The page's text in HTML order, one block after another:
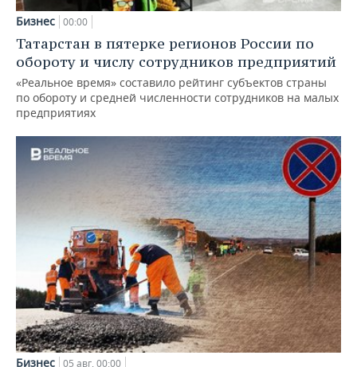
Бизнес 00:00
Татарстан в пятерке регионов России по
обороту и числу сотрудников предприятий
«Реальное время» составило рейтинг субъектов страны
по обороту и средней численности сотрудников на малых
предприятиях
Бизнес 05 авг, 00:00